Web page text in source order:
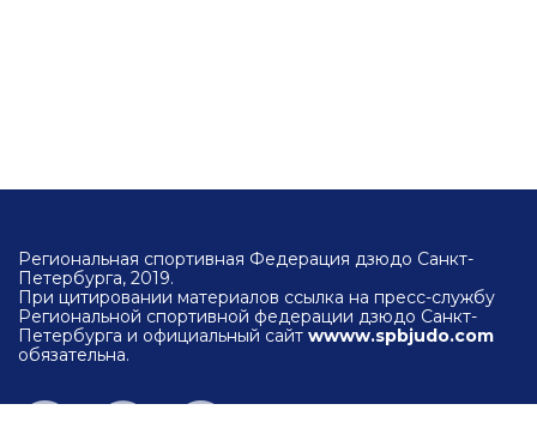
Региональная спортивная Федерация дзюдо Санкт-
Петербурга, 2019.
При цитировании материалов ссылка на пресс-службу
Региональной спортивной федерации дзюдо Санкт-
Петербурга и официальный сайт wwww.spbjudo.com
обязательна.